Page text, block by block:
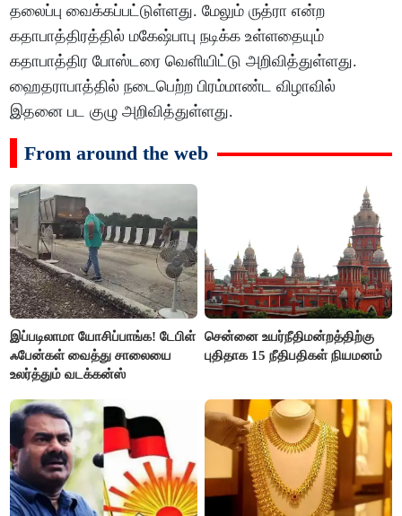
தலைப்பு வைக்கப்பட்டுள்ளது. மேலும் ருத்ரா என்ற
கதாபாத்திரத்தில் மகேஷ்பாபு நடிக்க உள்ளதையும்
கதாபாத்திர போஸ்டரை வெளியிட்டு அறிவித்துள்ளது.
ஹைதராபாத்தில் நடைபெற்ற பிரம்மாண்ட விழாவில்
இதனை பட குழு அறிவித்துள்ளது.
From around the web
இப்படிலாமா யோசிப்பாங்க! டேபிள்
ஃபேன்கள் வைத்து சாலையை
உலர்த்தும் வடக்கன்ஸ்
சென்னை உயர்நீதிமன்றத்திற்கு
புதிதாக 15 நீதிபதிகள் நியமனம்